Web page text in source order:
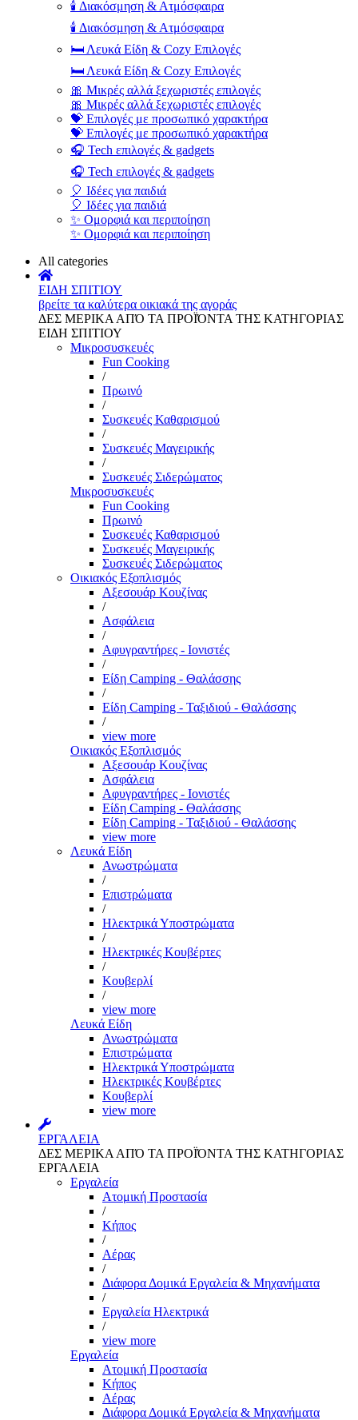
🕯️ Διακόσμηση & Ατμόσφαιρα
🕯️ Διακόσμηση & Ατμόσφαιρα
🛏️ Λευκά Είδη & Cozy Επιλογές
🛏️ Λευκά Είδη & Cozy Επιλογές
🎀 Μικρές αλλά ξεχωριστές επιλογές
🎀 Μικρές αλλά ξεχωριστές επιλογές
💝 Επιλογές με προσωπικό χαρακτήρα
💝 Επιλογές με προσωπικό χαρακτήρα
🎧 Tech επιλογές & gadgets
🎧 Tech επιλογές & gadgets
🎈 Ιδέες για παιδιά
🎈 Ιδέες για παιδιά
✨ Ομορφιά και περιποίηση
✨ Ομορφιά και περιποίηση
All categories
ΕΙΔΗ ΣΠΙΤΙΟΥ
βρείτε τα καλύτερα οικιακά της αγοράς
ΔΕΣ ΜΕΡΙΚΑ ΑΠΌ ΤΑ ΠΡΟΪΌΝΤΑ ΤΗΣ ΚΑΤΗΓΟΡΙΑΣ
ΕΙΔΗ ΣΠΙΤΙΟΥ
Μικροσυσκευές
Fun Cooking
/
Πρωινό
/
Συσκευές Καθαρισμού
/
Συσκευές Μαγειρικής
/
Συσκευές Σιδερώματος
Μικροσυσκευές
Fun Cooking
Πρωινό
Συσκευές Καθαρισμού
Συσκευές Μαγειρικής
Συσκευές Σιδερώματος
Οικιακός Εξοπλισμός
Αξεσουάρ Κουζίνας
/
Ασφάλεια
/
Αφυγραντήρες - Ιονιστές
/
Είδη Camping - Θαλάσσης
/
Είδη Camping - Ταξιδιού - Θαλάσσης
/
view more
Οικιακός Εξοπλισμός
Αξεσουάρ Κουζίνας
Ασφάλεια
Αφυγραντήρες - Ιονιστές
Είδη Camping - Θαλάσσης
Είδη Camping - Ταξιδιού - Θαλάσσης
view more
Λευκά Είδη
Ανωστρώματα
/
Επιστρώματα
/
Ηλεκτρικά Υποστρώματα
/
Ηλεκτρικές Κουβέρτες
/
Κουβερλί
/
view more
Λευκά Είδη
Ανωστρώματα
Επιστρώματα
Ηλεκτρικά Υποστρώματα
Ηλεκτρικές Κουβέρτες
Κουβερλί
view more
ΕΡΓΑΛΕΙΑ
ΔΕΣ ΜΕΡΙΚΑ ΑΠΌ ΤΑ ΠΡΟΪΌΝΤΑ ΤΗΣ ΚΑΤΗΓΟΡΙΑΣ
ΕΡΓΑΛΕΙΑ
Εργαλεία
Aτομική Προστασία
/
Kήπος
/
Αέρας
/
Διάφορα Δομικά Εργαλεία & Μηχανήματα
/
Εργαλεία Ηλεκτρικά
/
view more
Εργαλεία
Aτομική Προστασία
Kήπος
Αέρας
Διάφορα Δομικά Εργαλεία & Μηχανήματα